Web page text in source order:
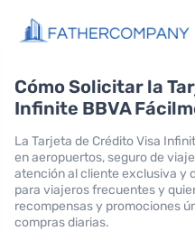
Cómo Solicitar la
Infinite BBVA
La Tarjeta de Crédito Visa
en aeropuertos, seguro de
atención al cliente exclusiva y
para viajeros frecuentes y
recompensas y promociones
compras diarias.